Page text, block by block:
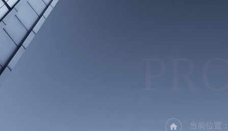
当前位置